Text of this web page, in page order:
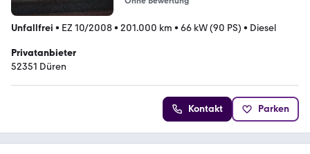
Unfallfrei • EZ 10/2008• 201.000 km • 66 kW (90 PS) • Diesel
Privatanbieter
52351 Düren
Kontakt Parken